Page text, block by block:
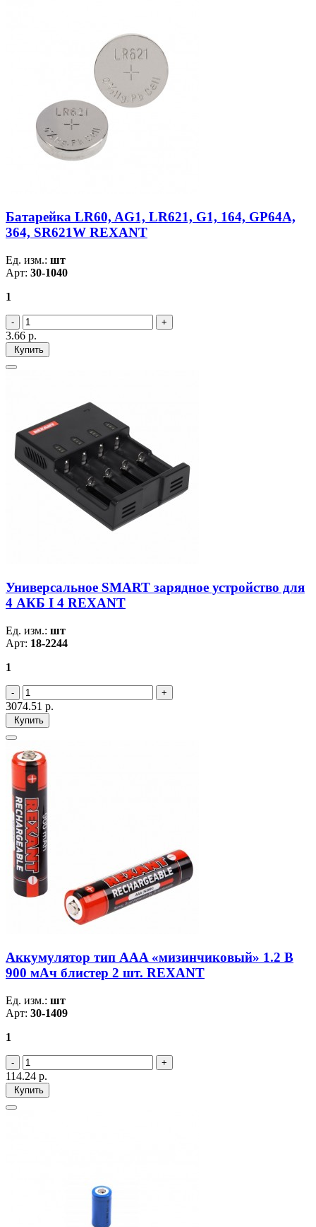
Батарейка LR60, AG1, LR621, G1, 164, GP64A,
364, SR621W REXANT
Ед. изм.: шт
Арт: 30-1040
1
3.66 р.
Купить
Универсальное SMART зарядное устройство для
4 АКБ I 4 REXANT
Ед. изм.: шт
Арт: 18-2244
1
3074.51 р.
Купить
Аккумулятор тип AAA «мизинчиковый» 1.2 В
900 мАч блистер 2 шт. REXANT
Ед. изм.: шт
Арт: 30-1409
1
114.24 р.
Купить